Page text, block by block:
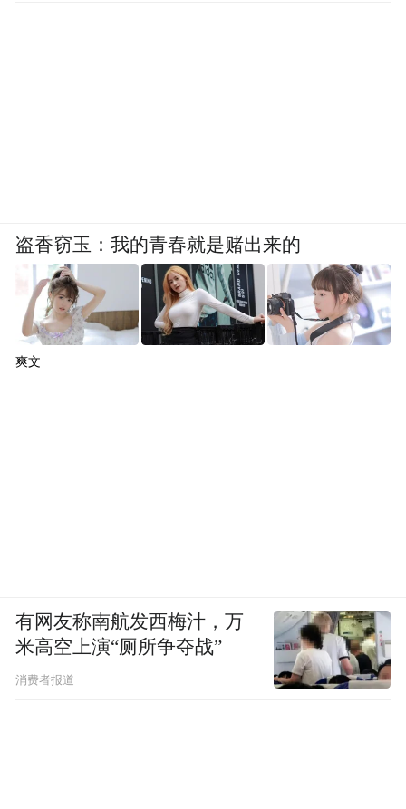
盗香窃玉：我的青春就是赌出来的
爽文
有网友称南航发西梅汁，万
米高空上演“厕所争夺战”
消费者报道